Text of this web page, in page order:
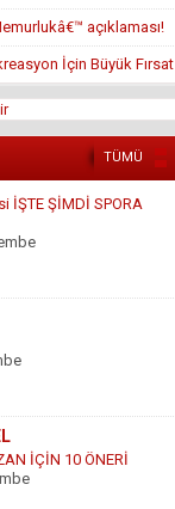
açıklaması!
İçin Büyük Fırsat
TÜMÜ
İÇİN 10 ÖNERİ